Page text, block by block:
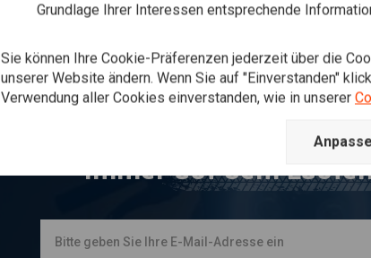
Immer auf dem
Grundlage Ihrer Interessen entsprechende
Sie können Ihre Cookie-Präferenzen jederzeit über die
unserer Website ändern. Wenn Sie auf "Einverstanden"
Verwendung aller Cookies einverstanden, wie in unserer